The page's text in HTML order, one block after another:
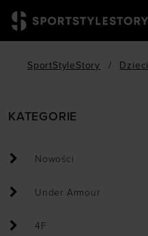
SportStyleStory / Dzieci
KATEGORIE
Nowości
Under Armour
4F